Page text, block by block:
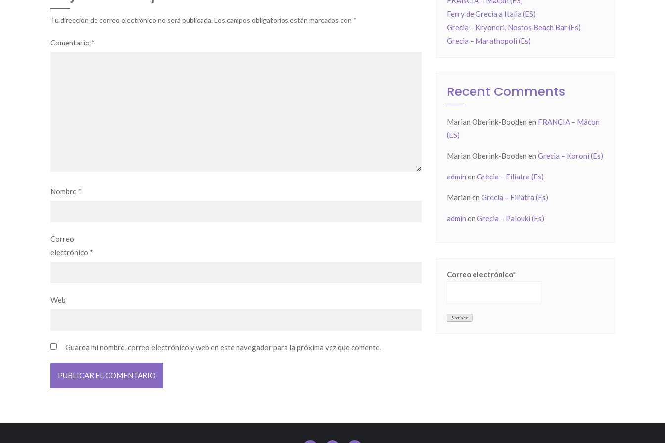
Tu dirección de correo electrónico no será publicada. Los campos obligatorios están marcados con *
Comentario *
Nombre *
Correo
electrónico *
Web
Guarda mi nombre, correo electrónico y web en este navegador para la próxima vez que comente.
Ferry de Grecia a Italia (ES)
Grecia – Kryoneri, Nostos Beach Bar (Es)
Grecia – Marathopoli (Es)
Recent Comments
Marian Oberink-Booden en FRANCIA – Mâcon
(ES)
Marian Oberink-Booden en Grecia – Koroni (Es)
admin en Grecia – Filiatra (Es)
Marian en Grecia – Filiatra (Es)
admin en Grecia – Palouki (Es)
Correo electrónico*